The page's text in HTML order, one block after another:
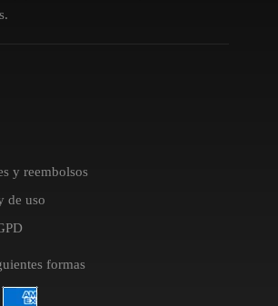
y reembolsos
de uso
formas